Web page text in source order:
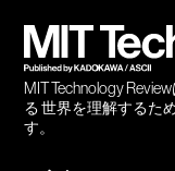
MIT Technology
る 世界を理解するた
す。